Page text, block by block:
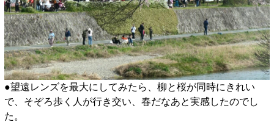
●望遠レンズを最大にしてみたら、柳と桜が同時にきれい
で、そぞろ歩く人が行き交い、春だなあと実感したのでし
た。